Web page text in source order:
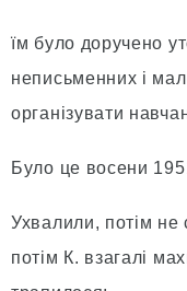
їм було доручено
неписьменних і
організувати
Було це восени
Ухвалили, потім не
потім К. взагалі